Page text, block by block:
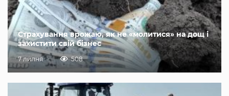
Страхування врожаю, як не «молитися» на дощ і
захистити свій бізнес
7 липня 508